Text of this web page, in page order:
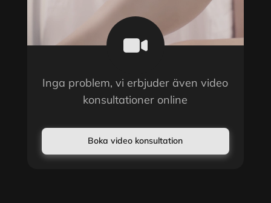
Inga problem, vi erbjuder även video
konsultationer online
Boka video konsultation